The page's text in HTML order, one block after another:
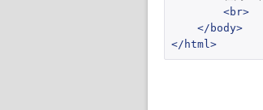
<br>
</body>
</html>